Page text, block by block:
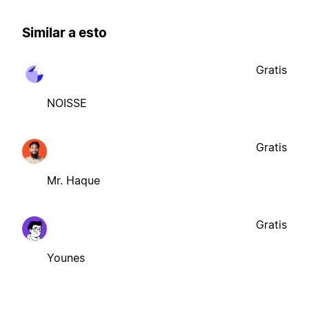
Similar a esto
NOISSE
Gratis
Mr. Haque
Gratis
Younes
Gratis